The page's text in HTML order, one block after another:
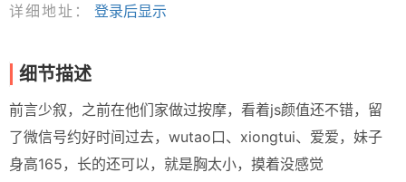
详细地址：
登录后显示
细节描述
前言少叙，之前在他们家做过按摩，看着js颜值还不错，留
了微信号约好时间过去，wutao口、xiongtui、爱爱，妹子
身高165，长的还可以，就是胸太小，摸着没感觉